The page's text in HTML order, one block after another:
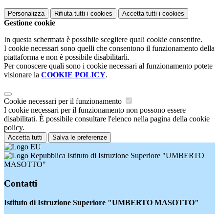
Personalizza Rifiuta tutti i cookies Accetta tutti i cookies
Gestione cookie
In questa schermata è possibile scegliere quali cookie consentire.
I cookie necessari sono quelli che consentono il funzionamento della
piattaforma e non è possibile disabilitarli.
Per conoscere quali sono i cookie necessari al funzionamento potete
visionare la COOKIE POLICY.
Cookie necessari per il funzionamento
I cookie necessari per il funzionamento non possono essere
disabilitati. È possibile consultare l'elenco nella pagina della cookie
policy.
Accetta tutti Salva le preferenze
Istituto di Istruzione Superiore "UMBERTO
MASOTTO"
Contatti
Istituto di Istruzione Superiore "UMBERTO MASOTTO"